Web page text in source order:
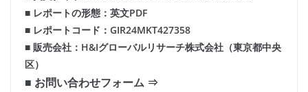
■ レポートの形態：英文PDF
■ レポートコード：GIR24MKT427358
■ 販売会社：H&Iグローバルリサーチ株式会社（東京都中央
区）
■ お問い合わせフォーム ⇒